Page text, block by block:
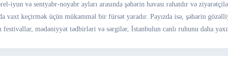
iyun və sentyabr-noyabr ayları arasında şəhərin havası rahatdır və
vaxt keçirmək üçün mükəmməl bir fürsət yaradır. Payızda isə, şəhərin
mədəniyyət tədbirləri və sərgilər, İstanbulun canlı ruhunu daha